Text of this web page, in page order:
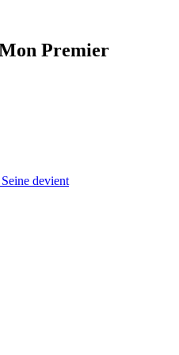
Premier
devient